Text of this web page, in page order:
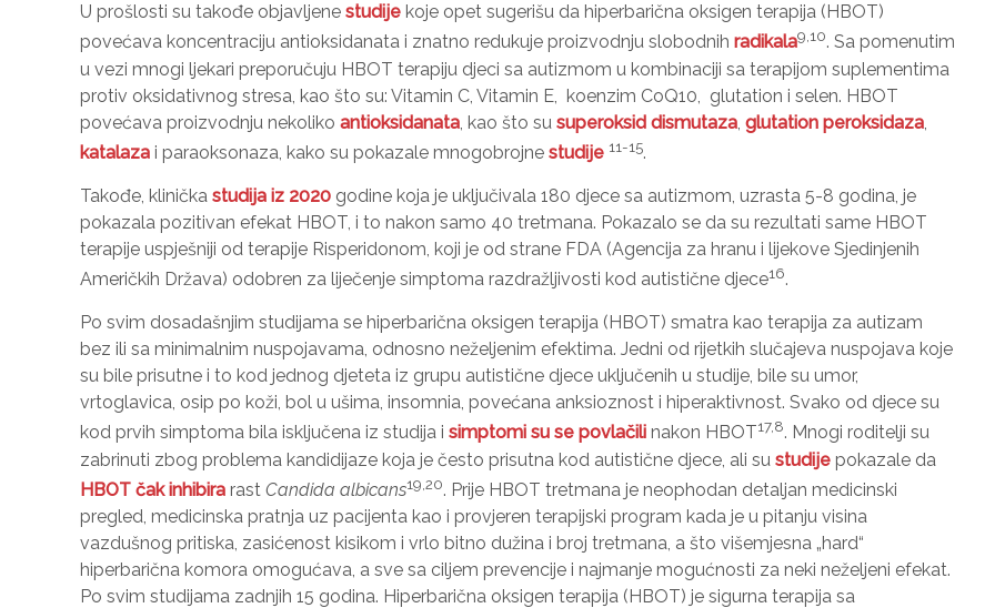
U prošlosti su takođe objavljene studije koje opet sugerišu da hiperbarična oksigen terapija (HBOT)
povećava koncentraciju antioksidanata i znatno redukuje proizvodnju slobodnih radikala9,10. Sa pomenutim
u vezi mnogi ljekari preporučuju HBOT terapiju djeci sa autizmom u kombinaciji sa terapijom suplementima
protiv oksidativnog stresa, kao što su: Vitamin C, Vitamin E, koenzim CoQ10, glutation i selen. HBOT
povećava proizvodnju nekoliko antioksidanata , kao što su superoksid dismutaza glutation peroksidaza
katalaza i paraoksonaza, kako su pokazale mnogobrojne studije 11-15.
Takođe, klinička studija iz 2020 godine koja je uključivala 180 djece sa autizmom, uzrasta 5-8 godina, je
pokazala pozitivan efekat HBOT, i to nakon samo 40 tretmana. Pokazalo se da su rezultati same HBOT
terapije uspješniji od terapije Risperidonom, koji je od strane FDA (Agencija za hranu i lijekove Sjedinjenih
Američkih Država) odobren za liječenje simptoma razdražljivosti kod autistične djece16.
Po svim dosadašnjim studijama se hiperbarična oksigen terapija (HBOT) smatra kao terapija za autizam
bez ili sa minimalnim nuspojavama, odnosno neželjenim efektima. Jedni od rijetkih slučajeva nuspojava koje
su bile prisutne i to kod jednog djeteta iz grupu autistične djece uključenih u studije, bile su umor,
vrtoglavica, osip po koži, bol u ušima, insomnia, povećana anksioznost i hiperaktivnost. Svako od djece su
kod prvih simptoma bila isključena iz studija i simptomi su se povlačili nakon HBOT17,8. Mnogi roditelji su
zabrinuti zbog problema kandidijaze koja je često prisutna kod autistične djece, ali su studije pokazale da
HBOT čak inhibira rast Candida albicans19,20. Prije HBOT tretmana je neophodan detaljan medicinski
pregled, medicinska pratnja uz pacijenta kao i provjeren terapijski program kada je u pitanju visina
vazdušnog pritiska, zasićenost kisikom i vrlo bitno dužina i broj tretmana, a što višemjesna „hard“
hiperbarična komora omogućava, a sve sa ciljem prevencije i najmanje mogućnosti za neki neželjeni efekat.
Po svim studijama zadnjih 15 godina. Hiperbarična oksigen terapija (HBOT) je sigurna terapija sa